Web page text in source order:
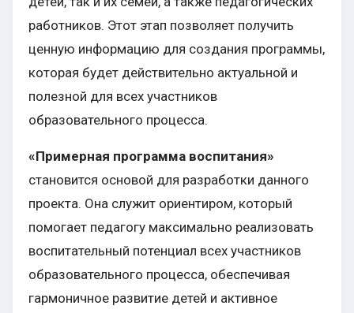
работников. Этот этап позволяет получить
ценную информацию для создания программы,
которая будет действительно актуальной и
полезной для всех участников
образовательного процесса.
«Примерная программа воспитания»
становится основой для разработки данного
проекта. Она служит ориентиром, который
помогает педагогу максимально реализовать
воспитательный потенциал всех участников
образовательного процесса, обеспечивая
гармоничное развитие детей и активное